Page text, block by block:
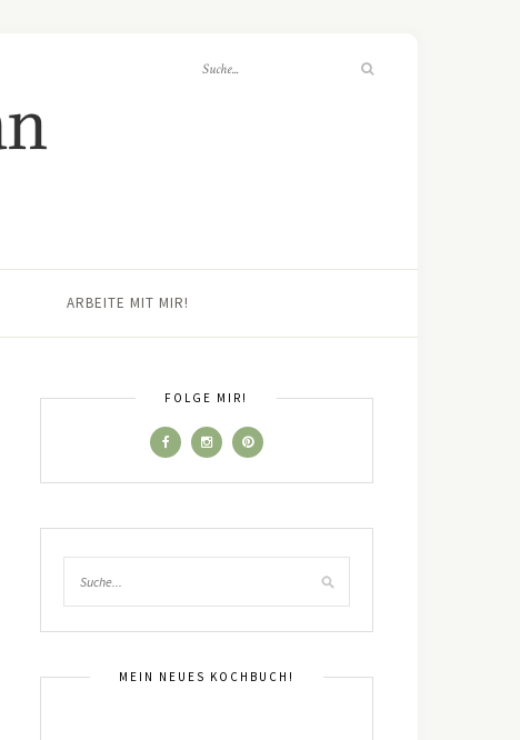
ARBEITE MIT MIR!
FOLGE MIR!
MEIN NEUES KOCHBUCH!